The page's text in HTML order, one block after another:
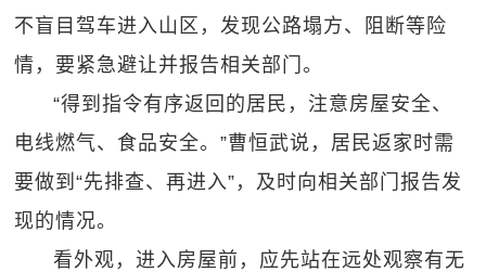
不盲目驾车进入山区，发现公路塌方、阻断等险
情，要紧急避让并报告相关部门。
“得到指令有序返回的居民，注意房屋安全、
电线燃气、食品安全。”曹恒武说，居民返家时需
要做到“先排查、再进入”，及时向相关部门报告发
现的情况。
看外观，进入房屋前，应先站在远处观察有无